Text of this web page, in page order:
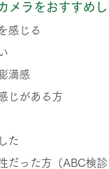
メラをおすすめし
感じる
満感
じがある方
た
だった方（ABC検